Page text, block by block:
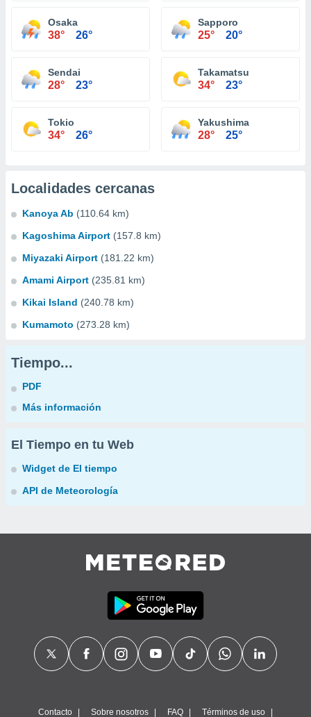
Osaka
38° 26°
Sapporo
25° 20°
Sendai
28° 23°
Takamatsu
34° 23°
Tokio
34° 26°
Yakushima
28° 25°
Localidades cercanas
Kanoya Ab (110.64 km)
Kagoshima Airport (157.8 km)
Miyazaki Airport (181.22 km)
Amami Airport (235.81 km)
Kikai Island (240.78 km)
Kumamoto (273.28 km)
Tiempo...
PDF
Más información
El Tiempo en tu Web
Widget de El tiempo
API de Meteorología
Contacto Sobre nosotros FAQ Términos de uso